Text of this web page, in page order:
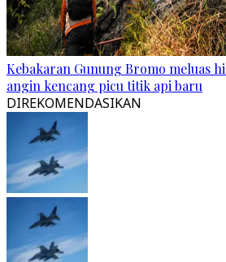
Kebakaran Gunung Bromo meluas
angin kencang picu titik api baru
DIREKOMENDASIKAN